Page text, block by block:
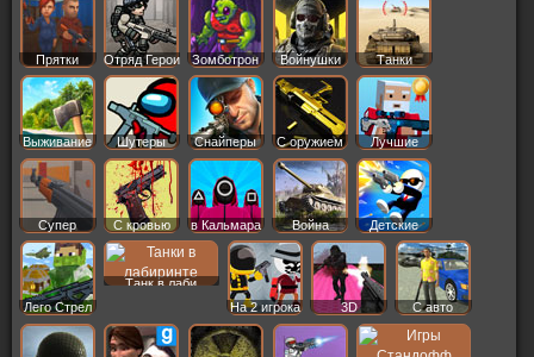
Прятки Отряд Герои Зомботрон Войнушки Танки
Выживание Шутеры Снайперы С оружием Лучшие
Супер С кровью в Кальмара Война Детские
Лего Стрел
Танк в лаби
На 2 игрока
3D С авто